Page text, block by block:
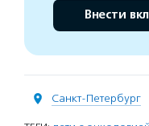
Внести
Санкт-Петербург